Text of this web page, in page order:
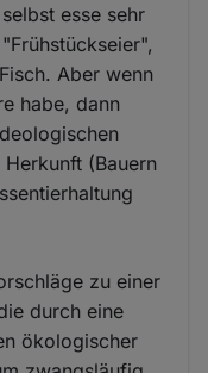
esse sehr
Aber wenn
habe, dann
(Bauern
zu einer
durch eine
ökologischer